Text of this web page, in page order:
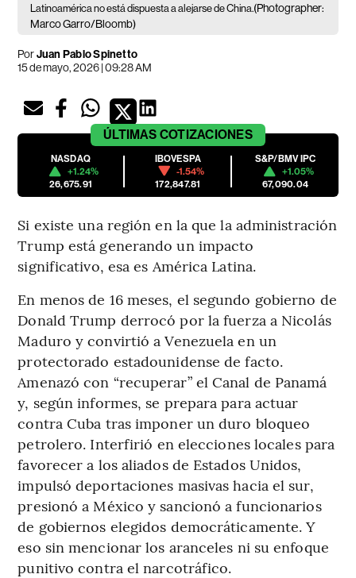
Latinoamérica no está dispuesta a alejarse de China.(Photographer:
Marco Garro/Bloomb)
PorJuan Pablo Spinetto
15 de mayo, 2026 | 09:28 AM
ÚLTIMAS COTIZACIONES
NASDAQ
+1.24%
26,675.91
IBOVESPA
-1.54%
172,847.81
S&P/BMV IPC
+1.05%
67,090.04
Si existe una región en la que la administración
Trump está generando un impacto
significativo, esa es América Latina.
En menos de 16 meses, el segundo gobierno de
Donald Trump derrocó por la fuerza a Nicolás
Maduro y convirtió a Venezuela en un
protectorado estadounidense de facto.
Amenazó con “recuperar” el Canal de Panamá
y, según informes, se prepara para actuar
contra Cuba tras imponer un duro bloqueo
petrolero. Interfirió en elecciones locales para
favorecer a los aliados de Estados Unidos,
impulsó deportaciones masivas hacia el sur,
presionó a México y sancionó a funcionarios
de gobiernos elegidos democráticamente. Y
eso sin mencionar los aranceles ni su enfoque
punitivo contra el narcotráfico.